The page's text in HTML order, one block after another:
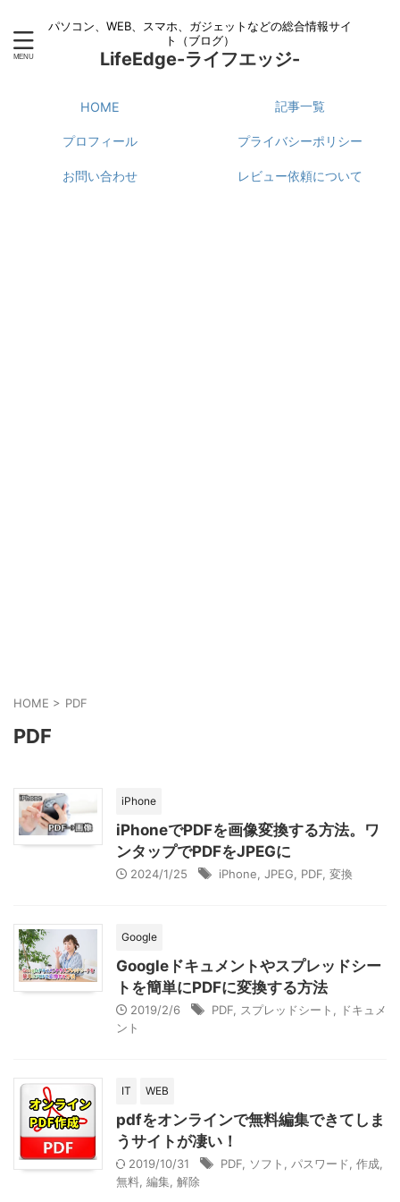
パソコン、WEB、スマホ、ガジェットなどの総合情報サイ
ト（ブログ）
LifeEdge-ライフエッジ-
HOME 記事一覧
プロフィール プライバシーポリシー
お問い合わせ レビュー依頼について
HOME > PDF
PDF
iPhone
iPhoneでPDFを画像変換する方法。ワ
ンタップでPDFをJPEGに
2024/1/25 iPhone JPEG PDF 変換
Google
Googleドキュメントやスプレッドシー
トを簡単にPDFに変換する方法
2019/2/6 PDF スプレッドシート
ドキュメ
ント
IT WEB
pdfをオンラインで無料編集できてしま
うサイトが凄い！
2019/10/31 PDF ソフト パスワード 作成
無料 編集 解除